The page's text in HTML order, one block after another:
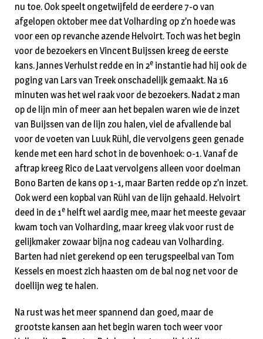
nu toe. Ook speelt ongetwijfeld de eerdere 7-0 van
afgelopen oktober mee dat Volharding op z’n hoede was
voor een op revanche azende Helvoirt. Toch was het begin
voor de bezoekers en Vincent Buijssen kreeg de eerste
kans. Jannes Verhulst redde en in 2e instantie had hij ook de
poging van Lars van Treek onschadelijk gemaakt. Na 16
minuten was het wel raak voor de bezoekers. Nadat 2 man
op de lijn min of meer aan het bepalen waren wie de inzet
van Buijssen van de lijn zou halen, viel de afvallende bal
voor de voeten van Luuk Rühl, die vervolgens geen genade
kende met een hard schot in de bovenhoek: 0-1. Vanaf de
aftrap kreeg Rico de Laat vervolgens alleen voor doelman
Bono Barten de kans op 1-1, maar Barten redde op z’n inzet.
Ook werd een kopbal van Rühl van de lijn gehaald. Helvoirt
deed in de 1e helft wel aardig mee, maar het meeste gevaar
kwam toch van Volharding, maar kreeg vlak voor rust de
gelijkmaker zowaar bijna nog cadeau van Volharding.
Barten had niet gerekend op een terugspeelbal van Tom
Kessels en moest zich haasten om de bal nog net voor de
doellijn weg te halen.
Na rust was het meer spannend dan goed, maar de
grootste kansen aan het begin waren toch weer voor